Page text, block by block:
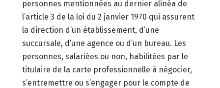
personnes mentionnées au dernier alinéa de
l’article 3 de la loi du 2 janvier 1970 qui assurent
la direction d’un établissement, d’une
succursale, d’une agence ou d’un bureau. Les
personnes, salariées ou non, habilitées par le
titulaire de la carte professionnelle à négocier,
s’entremettre ou s’engager pour le compte de